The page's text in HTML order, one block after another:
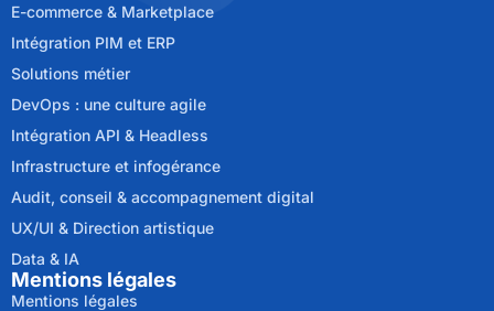
E-commerce & Marketplace
Intégration PIM et ERP
Solutions métier
DevOps : une culture agile
Intégration API & Headless
Infrastructure et infogérance
Audit, conseil & accompagnement digital
UX/UI & Direction artistique
Data & IA
Mentions légales
Mentions légales